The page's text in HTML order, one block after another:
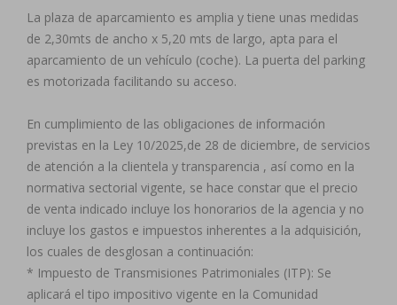
La plaza de aparcamiento es amplia y tiene unas medidas
de 2,30mts de ancho x 5,20 mts de largo, apta para el
aparcamiento de un vehículo (coche). La puerta del parking
es motorizada facilitando su acceso.
En cumplimiento de las obligaciones de información
previstas en la Ley 10/2025,de 28 de diciembre, de servicios
de atención a la clientela y transparencia , así como en la
normativa sectorial vigente, se hace constar que el precio
de venta indicado incluye los honorarios de la agencia y no
incluye los gastos e impuestos inherentes a la adquisición,
los cuales de desglosan a continuación:
* Impuesto de Transmisiones Patrimoniales (ITP): Se
aplicará el tipo impositivo vigente en la Comunidad